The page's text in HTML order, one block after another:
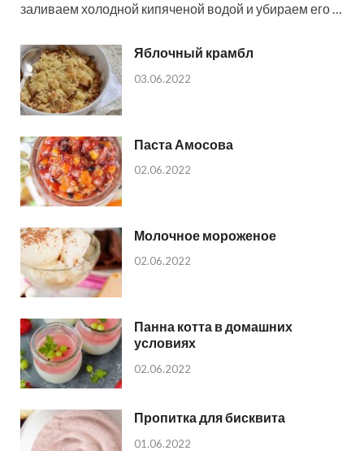
заливаем холодной кипяченой водой и убираем его …
Яблочный крамбл
03.06.2022
Паста Амосова
02.06.2022
Молочное мороженое
02.06.2022
Панна котта в домашних
условиях
02.06.2022
Пропитка для бисквита
01.06.2022